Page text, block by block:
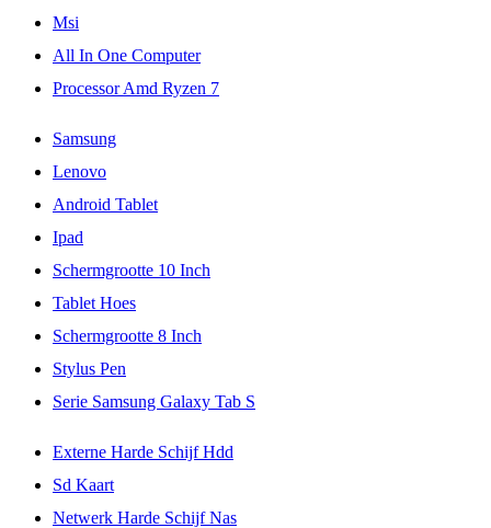
Msi
All In One Computer
Processor Amd Ryzen 7
Samsung
Lenovo
Android Tablet
Ipad
Schermgrootte 10 Inch
Tablet Hoes
Schermgrootte 8 Inch
Stylus Pen
Serie Samsung Galaxy Tab S
Externe Harde Schijf Hdd
Sd Kaart
Netwerk Harde Schijf Nas